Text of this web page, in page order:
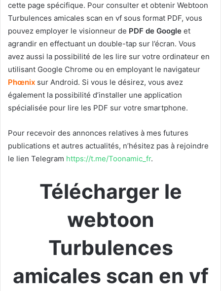
cette page spécifique. Pour consulter et obtenir Webtoon
Turbulences amicales scan en vf sous format PDF, vous
pouvez employer le visionneur de PDF de Google et
agrandir en effectuant un double-tap sur l’écran. Vous
avez aussi la possibilité de les lire sur votre ordinateur en
utilisant Google Chrome ou en employant le navigateur
Phœnix sur Android. Si vous le désirez, vous avez
également la possibilité d’installer une application
spécialisée pour lire les PDF sur votre smartphone.
Pour recevoir des annonces relatives à mes futures
publications et autres actualités, n’hésitez pas à rejoindre
le lien Telegram https://t.me/Toonamic_fr.
Télécharger le
webtoon
Turbulences
amicales scan en vf